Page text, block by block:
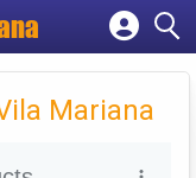
Mariana